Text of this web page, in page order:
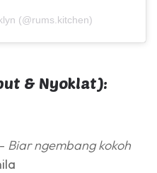
(@rums.kitchen)
& Nyoklat):
Biar ngembang kokoh